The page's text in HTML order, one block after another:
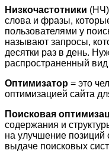
Низкочастотники (НЧ)
слова и фразы,
пользователями у
называют запросы,
десятки раз в день.
распространенный вид
Оптимизатор = это
оптимизацией сайта
Поисковая
содержания и
на улучшение позиций
выдаче поисковых